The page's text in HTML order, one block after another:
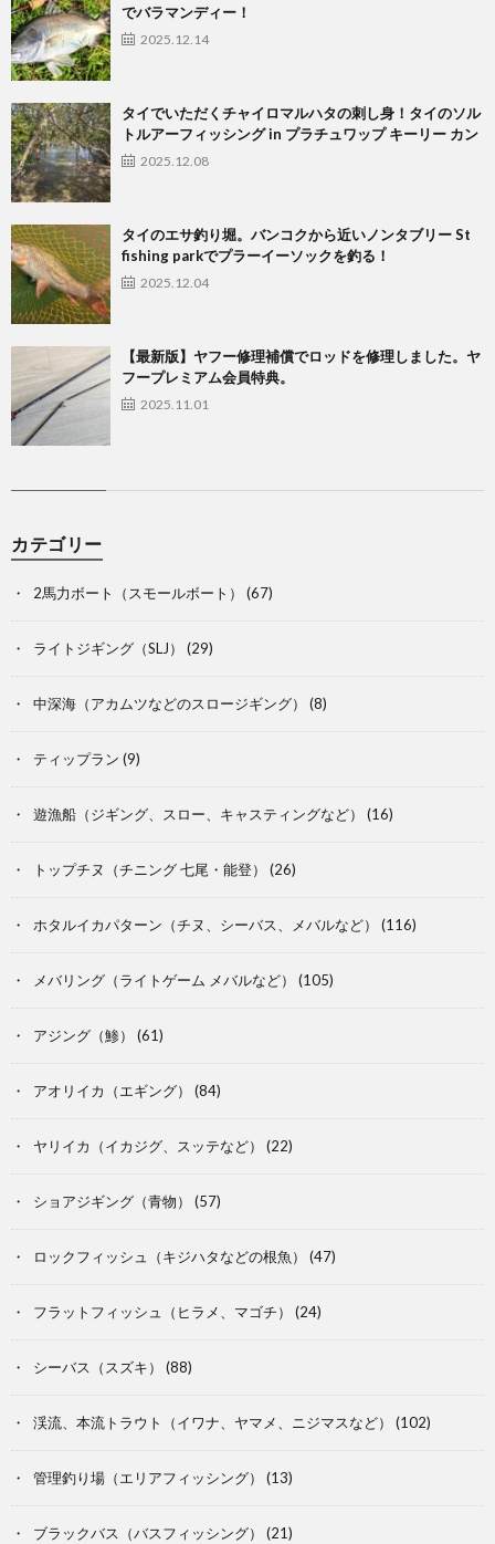
でバラマンディー！
2025.12.14
タイでいただくチャイロマルハタの刺し身！タイのソル
トルアーフィッシング in プラチュワップ キーリー カン
2025.12.08
タイのエサ釣り堀。バンコクから近いノンタブリー St
fishing parkでプラーイーソックを釣る！
2025.12.04
【最新版】ヤフー修理補償でロッドを修理しました。ヤ
フープレミアム会員特典。
2025.11.01
カテゴリー
2馬力ボート（スモールボート） (67)
ライトジギング（SLJ） (29)
中深海（アカムツなどのスロージギング） (8)
ティップラン (9)
遊漁船（ジギング、スロー、キャスティングなど） (16)
トップチヌ（チニング 七尾・能登） (26)
ホタルイカパターン（チヌ、シーバス、メバルなど） (116)
メバリング（ライトゲーム メバルなど） (105)
アジング（鯵） (61)
アオリイカ（エギング） (84)
ヤリイカ（イカジグ、スッテなど） (22)
ショアジギング（青物） (57)
ロックフィッシュ（キジハタなどの根魚） (47)
フラットフィッシュ（ヒラメ、マゴチ） (24)
シーバス（スズキ） (88)
渓流、本流トラウト（イワナ、ヤマメ、ニジマスなど） (102)
管理釣り場（エリアフィッシング） (13)
ブラックバス（バスフィッシング） (21)